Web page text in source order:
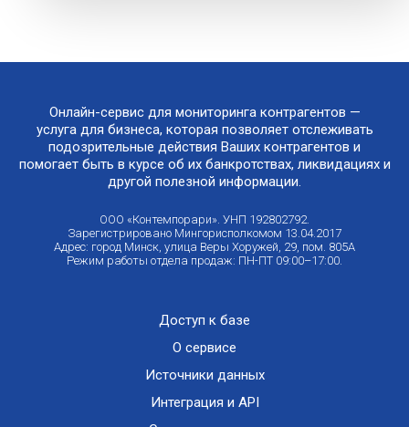
Онлайн-сервис для мониторинга контрагентов —
услуга для бизнеса, которая позволяет отслеживать
подозрительные действия Ваших контрагентов и
помогает быть в курсе об их банкротствах, ликвидациях и
другой полезной информации.
ООО «Контемпорари». УНП 192802792.
Зарегистрировано Мингорисполкомом 13.04.2017
Адрес: город Минск, улица Веры Хоружей, 29, пом. 805А
Режим работы отдела продаж: ПН-ПТ 09:00–17:00.
Доступ к базе
О сервисе
Источники данных
Интеграция и API